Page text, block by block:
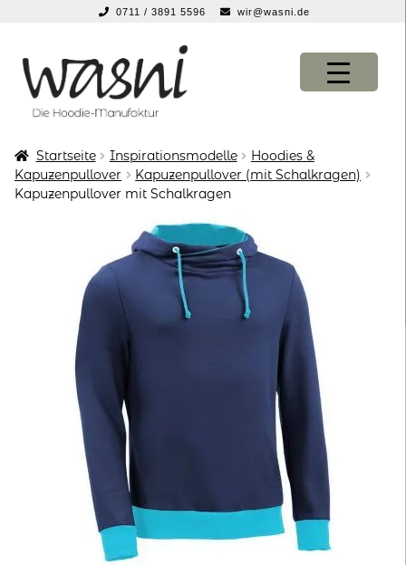
0711 / 3891 5596 wir@wasni.de
Navigation
springen
Inhalt
springen
KONFIGURATOR
KONFIGURATOR
Startseite Inspirationsmodelle
Hoodies &
Kapuzenpullover
Kapuzenpullover (mit Schalkragen)
Kapuzenpullover mit Schalkragen